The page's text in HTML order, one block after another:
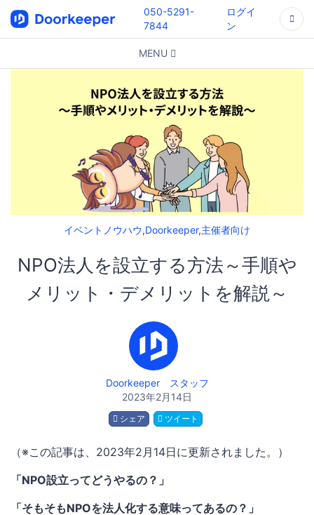
050-5291-
7844
ログイ
ン
MENU
イベントノウハウ,Doorkeeper,主催者向け
NPO法人を設立する方法～手順や
メリット・デメリットを解説～
Doorkeeper スタッフ
2023年2月14日
シェア ツイート
（※この記事は、2023年2月14日に更新されました。）
「NPO設立ってどうやるの？」
「そもそもNPOを法人化する意味ってあるの？」